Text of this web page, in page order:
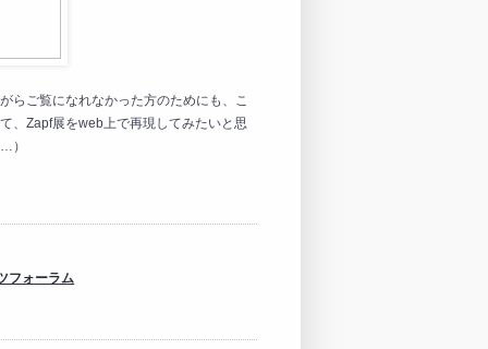
らご覧になれなかった方のためにも、こ
、Zapf展をweb上で再現してみたいと思
）
フォーラム